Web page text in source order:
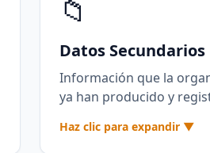
📁
Datos Secundarios
Información que la
ya han producido y
Haz clic para expandir ▼